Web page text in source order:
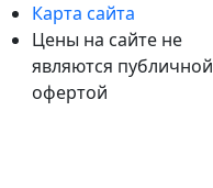
Карта сайта
Цены на сайте не
являются публичной
офертой